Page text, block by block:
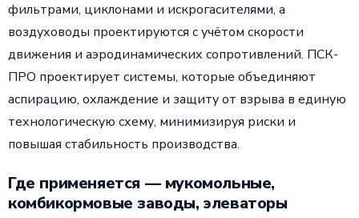
фильтрами, циклонами и искрогасителями, а
воздуховоды проектируются с учётом скорости
движения и аэродинамических сопротивлений. ПСК-
ПРО проектирует системы, которые объединяют
аспирацию, охлаждение и защиту от взрыва в единую
технологическую схему, минимизируя риски и
повышая стабильность производства.
Где применяется — мукомольные,
комбикормовые заводы, элеваторы